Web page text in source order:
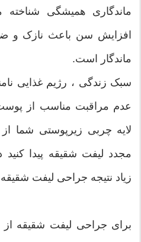
ماندگاری همیشگی
افزایش سن باعث نازک و
ماندگار است.
سبک زندگی ، رژیم غذایی
عدم مراقبت مناسب از
لایه چربی زیرپوستی شما از
مجدد لیفت شقیقه پیدا کنید
زیاد نتیجه جراحی لیفت
برای جراحی لیفت شقیقه